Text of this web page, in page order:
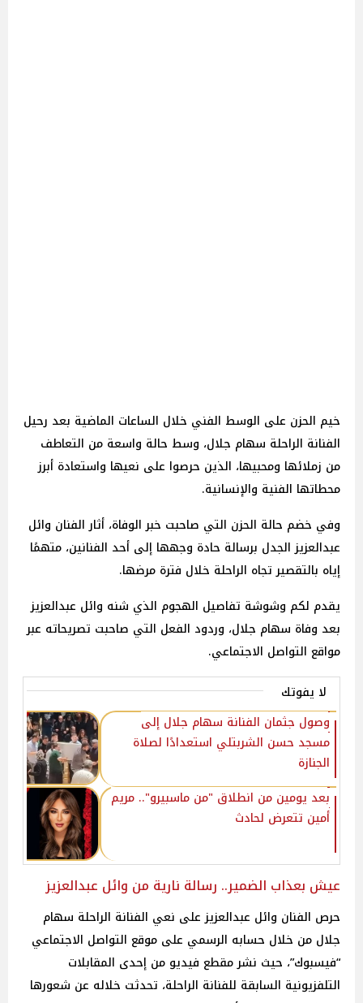
خيم الحزن على الوسط الفني خلال الساعات الماضية بعد رحيل
الفنانة الراحلة سهام جلال، وسط حالة واسعة من التعاطف
من زملائها ومحبيها، الذين حرصوا على نعيها واستعادة أبرز
محطاتها الفنية والإنسانية.
وفي خضم حالة الحزن التي صاحبت خبر الوفاة، أثار الفنان وائل
عبدالعزيز الجدل برسالة حادة وجهها إلى أحد الفنانين، متهمًا
إياه بالتقصير تجاه الراحلة خلال فترة مرضها.
يقدم لكم وشوشة تفاصيل الهجوم الذي شنه وائل عبدالعزيز
بعد وفاة سهام جلال، وردود الفعل التي صاحبت تصريحاته عبر
مواقع التواصل الاجتماعي.
لا يفوتك
وصول جثمان الفنانة سهام جلال إلى
مسجد حسن الشربتلي استعدادًا لصلاة
الجنازة
بعد يومين من انطلاق "من ماسبيرو".. مريم
أمين تتعرض لحادث
عيش بعذاب الضمير.. رسالة نارية من وائل عبدالعزيز
حرص الفنان وائل عبدالعزيز على نعي الفنانة الراحلة سهام
جلال من خلال حسابه الرسمي على موقع التواصل الاجتماعي
“فيسبوك”، حيث نشر مقطع فيديو من إحدى المقابلات
التلفزيونية السابقة للفنانة الراحلة، تحدثت خلاله عن شعورها